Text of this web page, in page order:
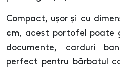
Compact, ușor și cu
cm, acest portofel poate
documente, carduri
perfect pentru bărbatul